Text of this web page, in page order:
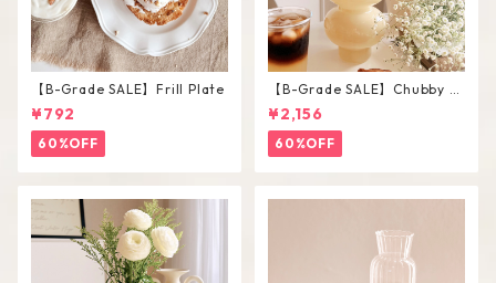
【B-Grade SALE】Frill Plate
¥792
60%OFF
【B-Grade SALE】Chubby V
ase / L
¥2,156
60%OFF